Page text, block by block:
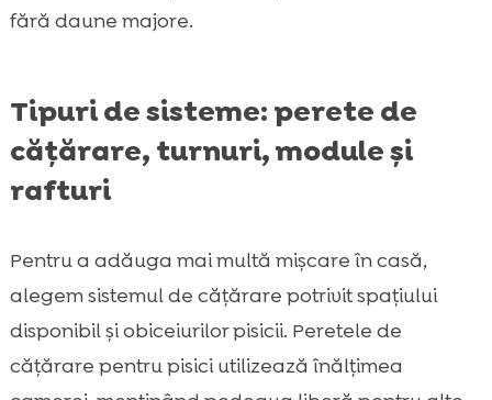
fără daune majore.
Tipuri de sisteme: perete de
cățărare, turnuri, module și
rafturi
Pentru a adăuga mai multă mișcare în casă,
alegem sistemul de cățărare potrivit spațiului
disponibil și obiceiurilor pisicii. Peretele de
cățărare pentru pisici utilizează înălțimea